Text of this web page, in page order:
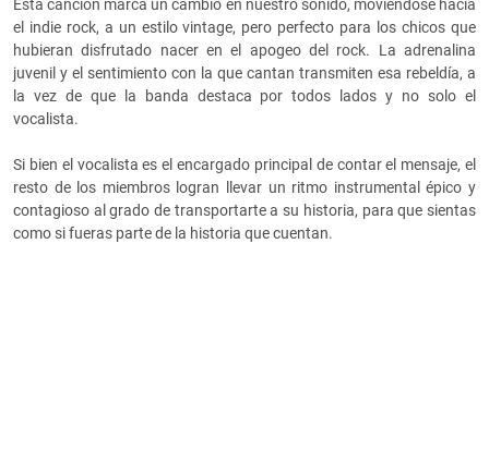
Esta canción marca un cambio en nuestro sonido, moviéndose hacia
el indie rock, a un estilo vintage, pero perfecto para los chicos que
hubieran disfrutado nacer en el apogeo del rock. La adrenalina
juvenil y el sentimiento con la que cantan transmiten esa rebeldía, a
la vez de que la banda destaca por todos lados y no solo el
vocalista.
Si bien el vocalista es el encargado principal de contar el mensaje, el
resto de los miembros logran llevar un ritmo instrumental épico y
contagioso al grado de transportarte a su historia, para que sientas
como si fueras parte de la historia que cuentan.